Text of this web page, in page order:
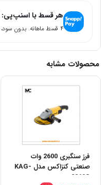
هر قسط با اسنپ‌پی:
۴ قسط ماهانه. بدون سود، چک و ضامن.
محصولات مشابه
فرز سنگبری 2600 وات
صنعتی کنزاکس مدل KAG-
2269S